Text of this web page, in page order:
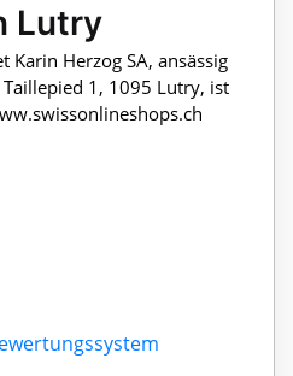
Lutry
Karin Herzog SA, ansässig
1, 1095 Lutry, ist